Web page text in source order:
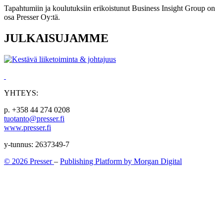
Tapahtumiin ja koulutuksiin erikoistunut Business Insight Group on
osa Presser Oy:tä.
JULKAISUJAMME
YHTEYS:
p. +358 44 274 0208
tuotanto@presser.fi
www.presser.fi
y-tunnus: 2637349-7
© 2026 Presser– Publishing Platform by Morgan Digital